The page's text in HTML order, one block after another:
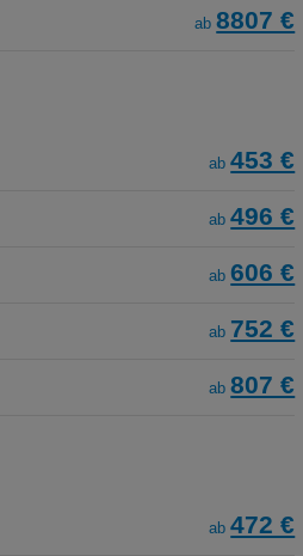
ab 8807 €
ab 453 €
ab 496 €
ab 606 €
ab 752 €
ab 807 €
ab 472 €